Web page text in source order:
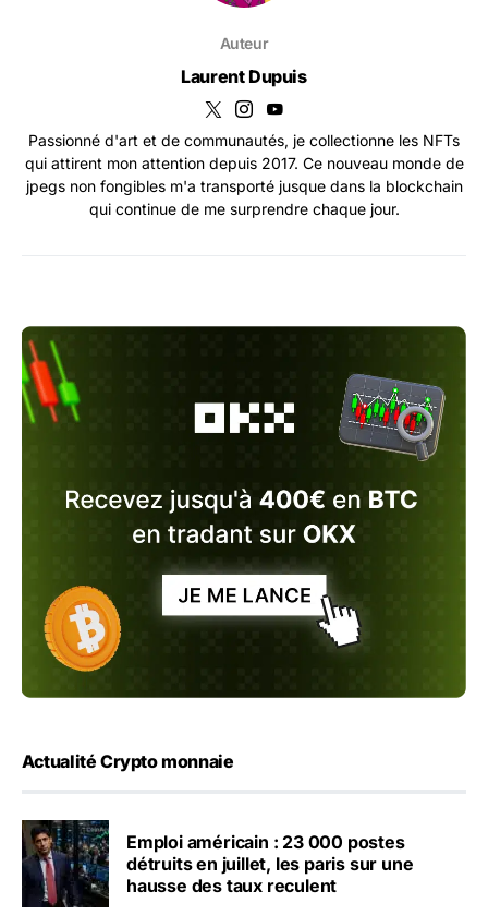
Auteur
Laurent Dupuis
Passionné d'art et de communautés, je collectionne les NFTs
qui attirent mon attention depuis 2017. Ce nouveau monde de
jpegs non fongibles m'a transporté jusque dans la blockchain
qui continue de me surprendre chaque jour.
Actualité Crypto monnaie
Emploi américain : 23 000 postes
détruits en juillet, les paris sur une
hausse des taux reculent